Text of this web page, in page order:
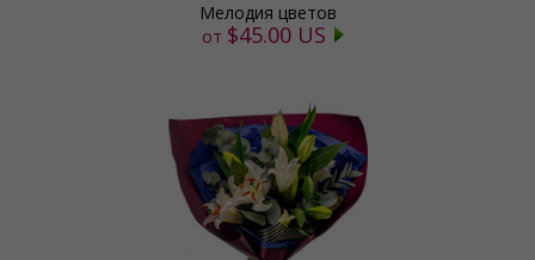
Мелодия цветов
от $45.00 US